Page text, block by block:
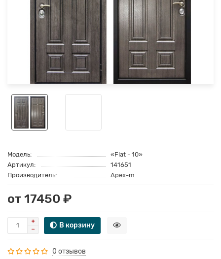
Модель:
«Flat - 10»
Артикул:
141651
Производитель:
Apex-m
от 17450 ₽
В корзину
0 отзывов